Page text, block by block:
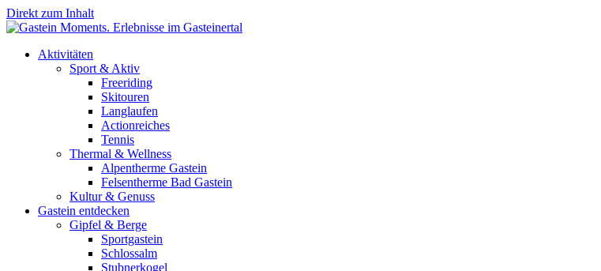
Direkt zum Inhalt
Aktivitäten
Sport & Aktiv
Freeriding
Skitouren
Langlaufen
Actionreiches
Tennis
Thermal & Wellness
Alpentherme Gastein
Felsentherme Bad Gastein
Kultur & Genuss
Gastein entdecken
Gipfel & Berge
Sportgastein
Schlossalm
Stubnerkogel